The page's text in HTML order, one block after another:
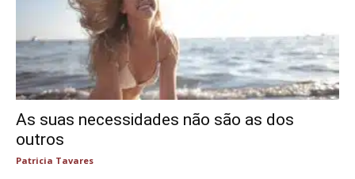
As suas necessidades não são as dos
outros
Patricia Tavares